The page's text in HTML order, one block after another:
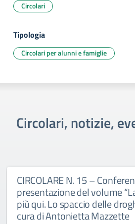
Circolari
Tipologia
Circolari per alunni e famiglie
Circolari, notizie,
CIRCOLARE N. 15 –
presentazione del volume
più qui. Lo spaccio delle
cura di Antonietta Mazzette